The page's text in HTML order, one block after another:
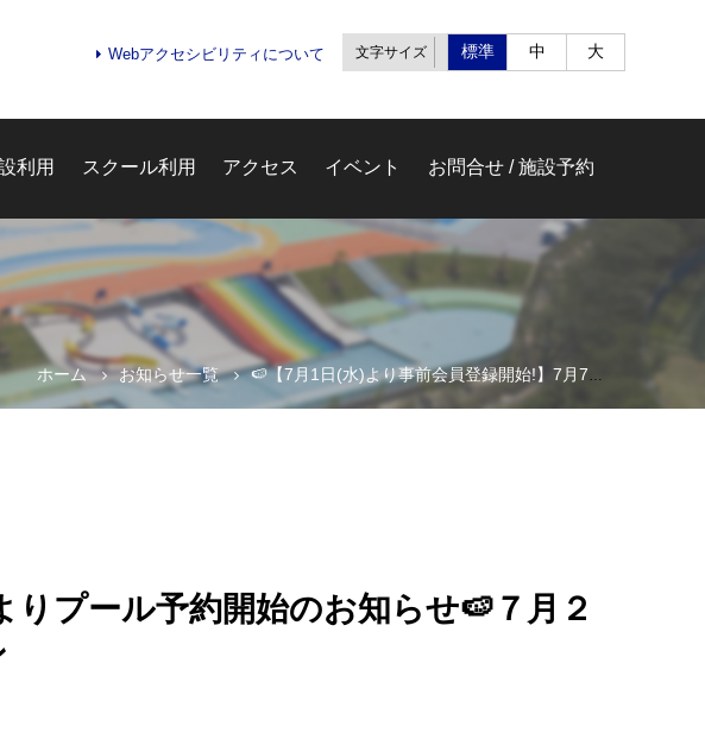
文字サイズ 標準 中 大
Webアクセシビリティについて
利用 スクール利用 アクセス イベント お問合せ / 施設予約
フォーム
学習施設予約管理システム
ホーム お知らせ一覧
プール予約開始のお知らせ🍉７月２